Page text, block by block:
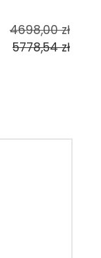
4698,00zł
5778,54zł